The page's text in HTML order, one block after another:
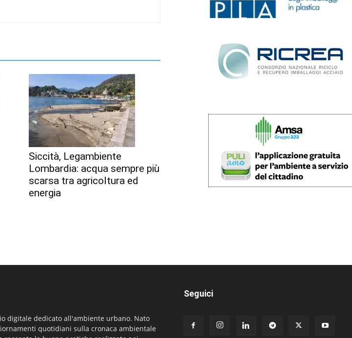
Siccità, Legambiente
Lombardia: acqua sempre più
scarsa tra agricoltura ed
energia
digitale dedicato all'ambiente urbano. Nato
quotidiani sulla cronaca ambientale
Seguici